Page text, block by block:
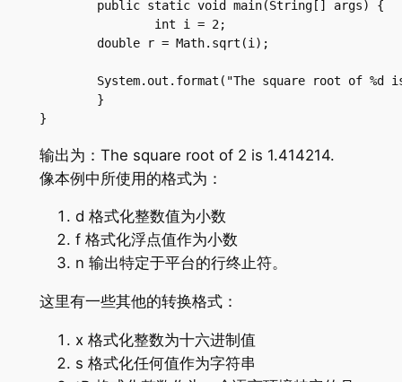
        double r = Math.sqrt(i);
System.out.format("The square root of %d
}
输出为：The square root of 2 is 1.414214.
像本例中所使用的格式为：
d 格式化整数值为小数
f 格式化浮点值作为小数
n 输出特定于平台的行终止符。
这里有一些其他的转换格式：
x 格式化整数为十六进制值
s 格式化任何值作为字符串